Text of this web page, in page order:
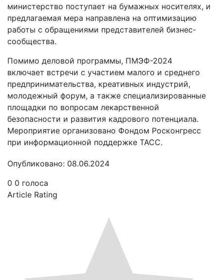
министерство поступает на бумажных носителях, и
предлагаемая мера направлена на оптимизацию
работы с обращениями представителей бизнес-
сообщества.
Помимо деловой программы, ПМЭФ-2024
включает встречи с участием малого и среднего
предпринимательства, креативных индустрий,
молодежный форум, а также специализированные
площадки по вопросам лекарственной
безопасности и развития кадрового потенциала.
Мероприятие организовано Фондом Росконгресс
при информационной поддержке ТАСС.
Опубликовано: 08.06.2024
0 0 голоса
Article Rating